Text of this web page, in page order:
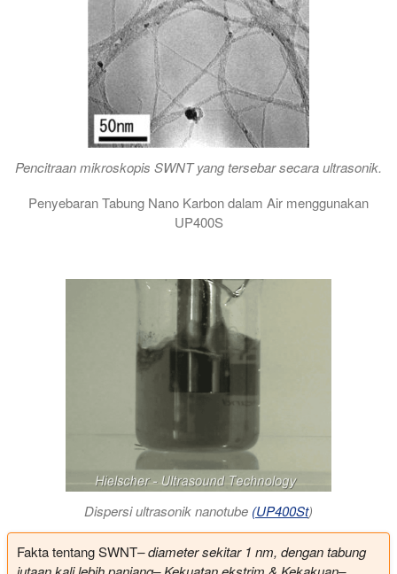
Pencitraan mikroskopis SWNT yang tersebar secara ultrasonik.
Penyebaran Tabung Nano Karbon dalam Air menggunakan
UP400S
Dispersi ultrasonik nanotube (UP400St)
Fakta tentang SWNT– diameter sekitar 1 nm, dengan tabung